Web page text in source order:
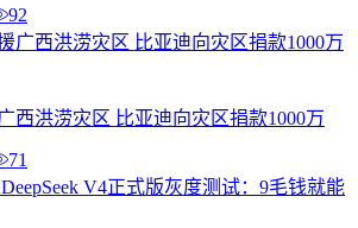
92
西洪涝灾区 比亚迪向灾区捐款1000万
71